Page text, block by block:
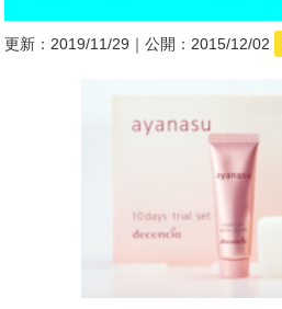
更新：2019/11/29 ｜公開：2015/12/02